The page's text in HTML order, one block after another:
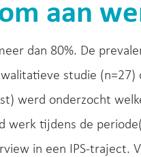
aan
dan 80%. De
studie
werd onderzocht
werk tijdens de
in een IPS-traject.